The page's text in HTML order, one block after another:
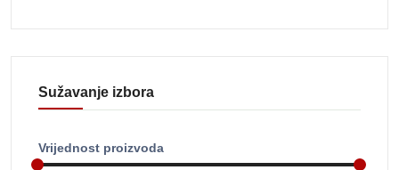
Sužavanje izbora
Vrijednost proizvoda